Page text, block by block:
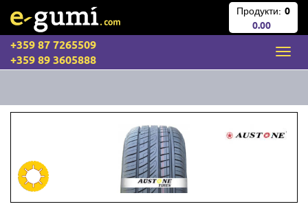
Продукти: 0
0.00
+359 87 7265509
+359 89 3605888